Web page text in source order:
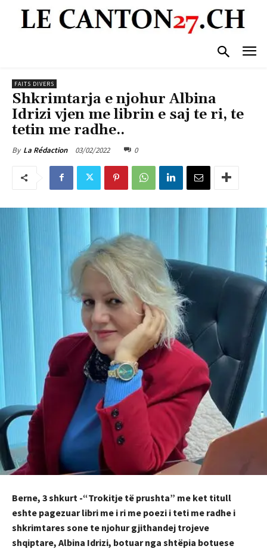
FAITS DIVERS
Shkrimtarja e njohur Albina
Idrizi vjen me librin e saj te ri, te
tetin me radhe..
By La Rédaction 03/02/2022 0
Berne, 3 shkurt -“Trokitje të prushta” me ket titull
eshte pagezuar libri me i ri me poezi i teti me radhe i
shkrimtares sone te njohur gjithandej trojeve
shqiptare, Albina Idrizi, botuar nga shtëpia botuese